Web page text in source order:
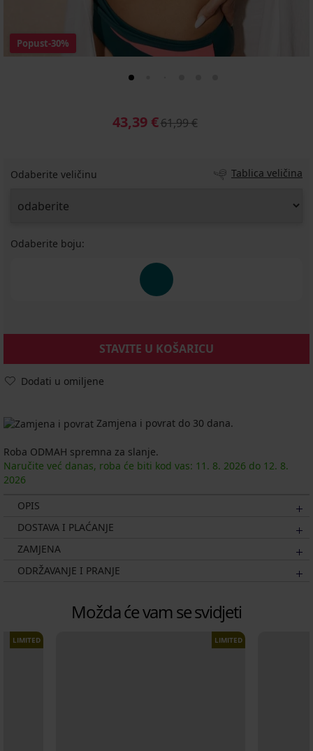
Popust-30%
43,39 €61,99 €
Odaberite veličinu Tablica veličina
Odaberite boju:
STAVITE U KOŠARICU
Dodati u omiljene
Zamjena i povrat do 30 dana.
Roba ODMAH spremna za slanje.
Naručite već danas, roba će biti kod vas: 11. 8. 2026 do 12. 8.
2026
OPIS
DOSTAVA I PLAĆANJE
ZAMJENA
ODRŽAVANJE I PRANJE
Možda će vam se svidjeti
LIMITED LIMITED